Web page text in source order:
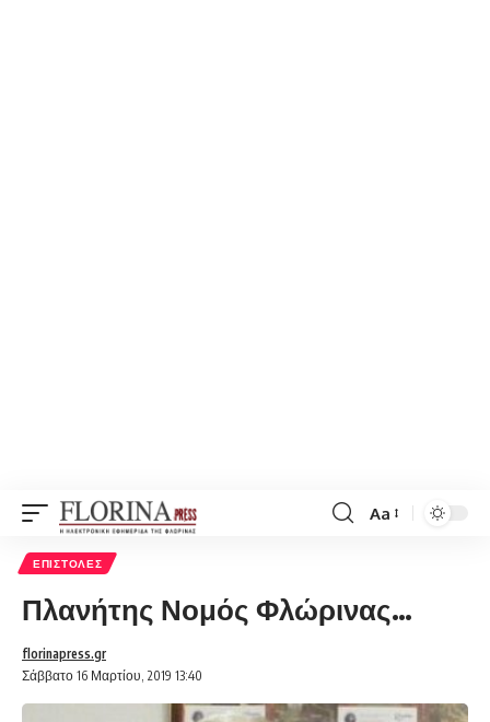
Font
Aa
ΕΠΙΣΤΟΛΈΣ
Πλανήτης Νομός Φλώρινας…
Σάββατο 16 Μαρτίου, 2019 13:40
florinapress.gr